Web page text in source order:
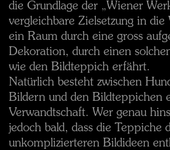
die Grundlage der „Wiener
vergleichbare Zielsetzung in die
ein Raum durch eine gross
Dekoration, durch einen
wie den Bildteppich erfährt.
Natürlich besteht zwischen
Bildern und den Bildteppichen
Verwandtschaft. Wer genau
jedoch bald, dass die Teppiche
unkomplizierteren Bildideen